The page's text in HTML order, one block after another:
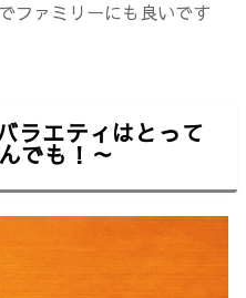
ファミリーにも良いです
ラエティはとって
でも！～